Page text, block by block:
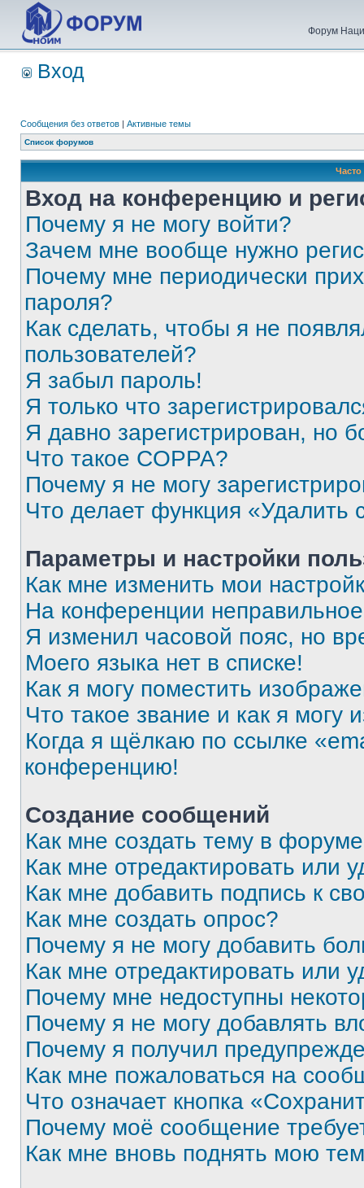
Форум
Вход
Сообщения без ответов | Активные темы
Список форумов
Вход на конференцию и
Почему я не могу войти?
Зачем мне вообще нужно
Почему мне периодически
пароля?
Как сделать, чтобы я не
пользователей?
Я забыл пароль!
Я только что
Я давно зарегистрирован, но
Что такое COPPA?
Почему я не могу
Что делает функция «Удалить
Параметры и настройки
Как мне изменить мои
На конференции
Я изменил часовой пояс, но
Моего языка нет в списке!
Как я могу поместить
Что такое звание и как я могу
Когда я щёлкаю по ссылке
конференцию!
Создание сообщений
Как мне создать тему в
Как мне отредактировать или
Как мне добавить подпись к
Как мне создать опрос?
Почему я не могу добавить
Как мне отредактировать или
Почему мне недоступны
Почему я не могу добавлять
Почему я получил
Как мне пожаловаться на
Что означает кнопка
Почему моё сообщение
Как мне вновь поднять мою